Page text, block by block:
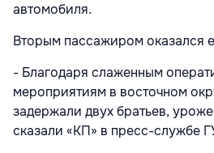
автомобиля.
Вторым пассажиром оказался
- Благодаря слаженным
мероприятиям в восточном
задержали двух братьев,
сказали «КП» в пресс-службе